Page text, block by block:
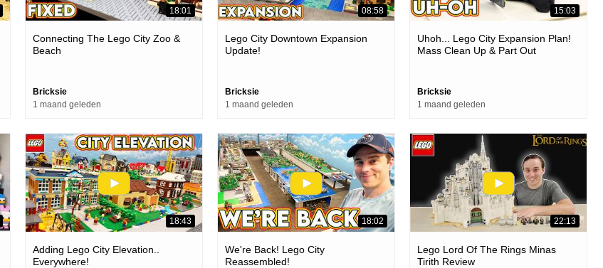
18:01
Connecting The Lego City Zoo &
Beach
Bricksie
1 maand geleden
08:58
Lego City Downtown Expansion
Update!
Bricksie
1 maand geleden
15:03
Uhoh... Lego City Expansion Plan!
Mass Clean Up & Part Out
Bricksie
1 maand geleden
18:43
Adding Lego City Elevation..
Everywhere!
18:02
We're Back! Lego City
Reassembled!
22:13
Lego Lord Of The Rings Minas
Tirith Review